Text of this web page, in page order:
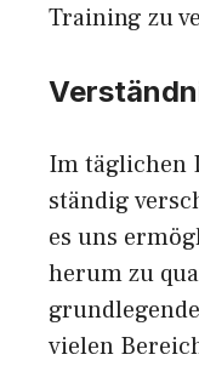
Training zu
Im täglichen
ständig
es uns
herum zu
vielen